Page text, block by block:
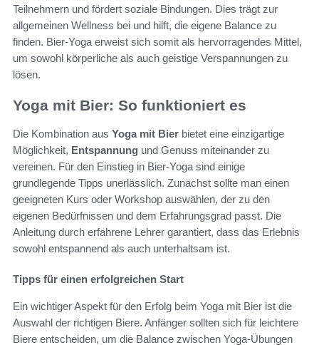
Teilnehmern und fördert soziale Bindungen. Dies trägt zur
allgemeinen Wellness bei und hilft, die eigene Balance zu
finden. Bier-Yoga erweist sich somit als hervorragendes Mittel,
um sowohl körperliche als auch geistige Verspannungen zu
lösen.
Yoga mit Bier: So funktioniert es
Die Kombination aus Yoga mit Bier bietet eine einzigartige
Möglichkeit, Entspannung und Genuss miteinander zu
vereinen. Für den Einstieg in Bier-Yoga sind einige
grundlegende Tipps unerlässlich. Zunächst sollte man einen
geeigneten Kurs oder Workshop auswählen, der zu den
eigenen Bedürfnissen und dem Erfahrungsgrad passt. Die
Anleitung durch erfahrene Lehrer garantiert, dass das Erlebnis
sowohl entspannend als auch unterhaltsam ist.
Tipps für einen erfolgreichen Start
Ein wichtiger Aspekt für den Erfolg beim Yoga mit Bier ist die
Auswahl der richtigen Biere. Anfänger sollten sich für leichtere
Biere entscheiden, um die Balance zwischen Yoga-Übungen